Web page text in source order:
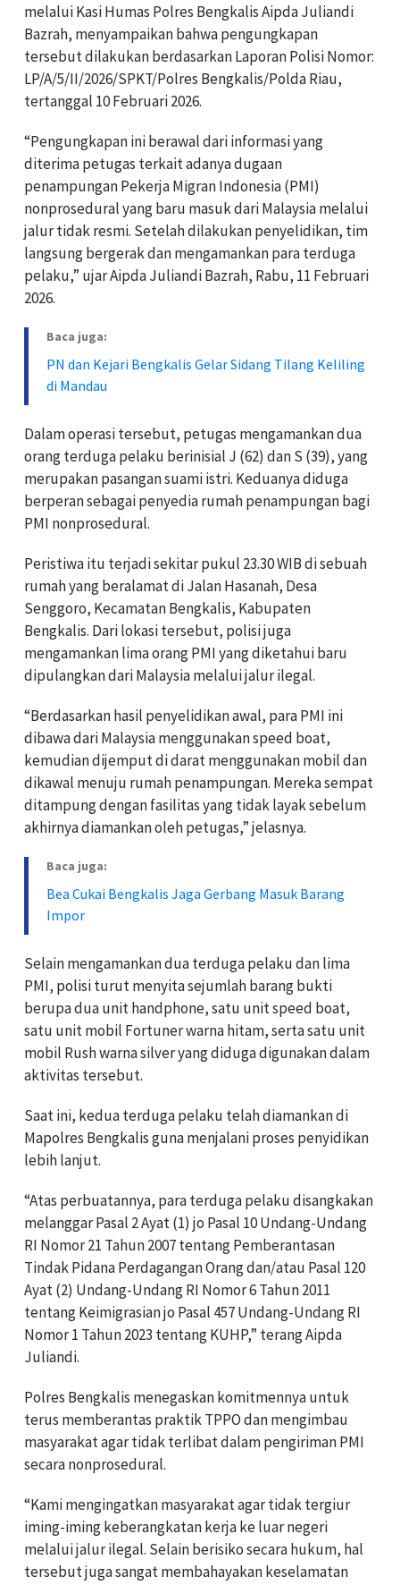
melalui Kasi Humas Polres Bengkalis Aipda Juliandi
Bazrah, menyampaikan bahwa pengungkapan
tersebut dilakukan berdasarkan Laporan Polisi Nomor:
LP/A/5/II/2026/SPKT/Polres Bengkalis/Polda Riau,
tertanggal 10 Februari 2026.
“Pengungkapan ini berawal dari informasi yang
diterima petugas terkait adanya dugaan
penampungan Pekerja Migran Indonesia (PMI)
nonprosedural yang baru masuk dari Malaysia melalui
jalur tidak resmi. Setelah dilakukan penyelidikan, tim
langsung bergerak dan mengamankan para terduga
pelaku,” ujar Aipda Juliandi Bazrah, Rabu, 11 Februari
2026.
Baca juga:
PN dan Kejari Bengkalis Gelar Sidang Tilang Keliling
di Mandau
Dalam operasi tersebut, petugas mengamankan dua
orang terduga pelaku berinisial J (62) dan S (39), yang
merupakan pasangan suami istri. Keduanya diduga
berperan sebagai penyedia rumah penampungan bagi
PMI nonprosedural.
Peristiwa itu terjadi sekitar pukul 23.30 WIB di sebuah
rumah yang beralamat di Jalan Hasanah, Desa
Senggoro, Kecamatan Bengkalis, Kabupaten
Bengkalis. Dari lokasi tersebut, polisi juga
mengamankan lima orang PMI yang diketahui baru
dipulangkan dari Malaysia melalui jalur ilegal.
“Berdasarkan hasil penyelidikan awal, para PMI ini
dibawa dari Malaysia menggunakan speed boat,
kemudian dijemput di darat menggunakan mobil dan
dikawal menuju rumah penampungan. Mereka sempat
ditampung dengan fasilitas yang tidak layak sebelum
akhirnya diamankan oleh petugas,” jelasnya.
Baca juga:
Bea Cukai Bengkalis Jaga Gerbang Masuk Barang
Impor
Selain mengamankan dua terduga pelaku dan lima
PMI, polisi turut menyita sejumlah barang bukti
berupa dua unit handphone, satu unit speed boat,
satu unit mobil Fortuner warna hitam, serta satu unit
mobil Rush warna silver yang diduga digunakan dalam
aktivitas tersebut.
Saat ini, kedua terduga pelaku telah diamankan di
Mapolres Bengkalis guna menjalani proses penyidikan
lebih lanjut.
“Atas perbuatannya, para terduga pelaku disangkakan
melanggar Pasal 2 Ayat (1) jo Pasal 10 Undang-Undang
RI Nomor 21 Tahun 2007 tentang Pemberantasan
Tindak Pidana Perdagangan Orang dan/atau Pasal 120
Ayat (2) Undang-Undang RI Nomor 6 Tahun 2011
tentang Keimigrasian jo Pasal 457 Undang-Undang RI
Nomor 1 Tahun 2023 tentang KUHP,” terang Aipda
Juliandi.
Polres Bengkalis menegaskan komitmennya untuk
terus memberantas praktik TPPO dan mengimbau
masyarakat agar tidak terlibat dalam pengiriman PMI
secara nonprosedural.
“Kami mengingatkan masyarakat agar tidak tergiur
iming-iming keberangkatan kerja ke luar negeri
melalui jalur ilegal. Selain berisiko secara hukum, hal
tersebut juga sangat membahayakan keselamatan